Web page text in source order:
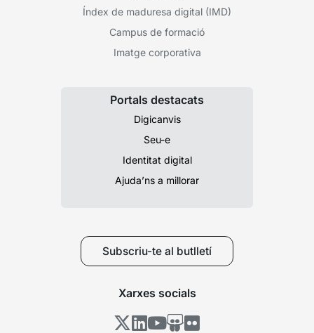
Índex de maduresa digital (IMD)
Campus de formació
Imatge corporativa
Portals destacats
Digicanvis
Seu-e
Identitat digital
Ajuda’ns a millorar
Subscriu-te al butlletí
Xarxes socials